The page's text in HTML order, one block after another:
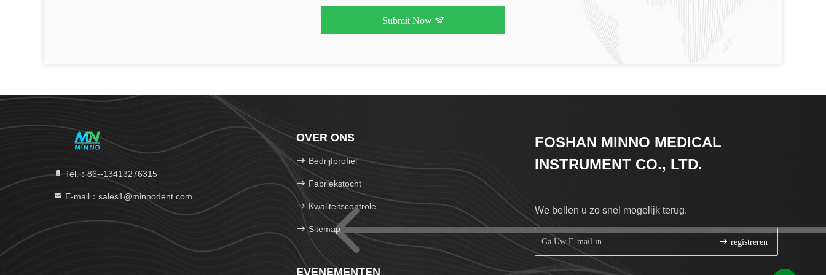
Submit Now
Tel.：86--13413276315
E-mail：sales1@minnodent.com
OVER ONS
Bedrijfprofiel
Fabriekstocht
Kwaliteitscontrole
Sitemap
EVENEMENTEN
FOSHAN MINNO MEDICAL
INSTRUMENT CO., LTD.
We bellen u zo snel mogelijk terug.
registreren